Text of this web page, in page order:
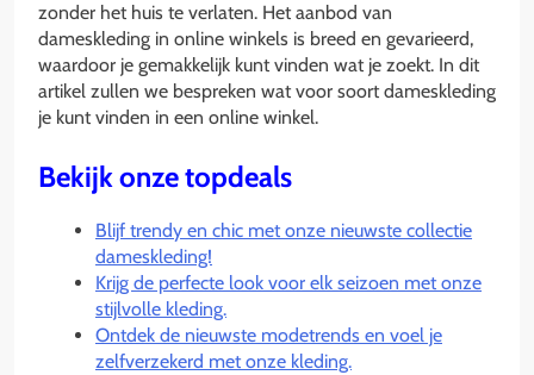
zonder het huis te verlaten. Het aanbod van
dameskleding in online winkels is breed en gevarieerd,
waardoor je gemakkelijk kunt vinden wat je zoekt. In dit
artikel zullen we bespreken wat voor soort dameskleding
je kunt vinden in een online winkel.
Bekijk onze topdeals
Blijf trendy en chic met onze nieuwste collectie
dameskleding!
Krijg de perfecte look voor elk seizoen met onze
stijlvolle kleding.
Ontdek de nieuwste modetrends en voel je
zelfverzekerd met onze kleding.